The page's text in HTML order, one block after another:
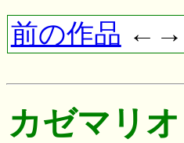
前の作品 ←→
カゼマリオ